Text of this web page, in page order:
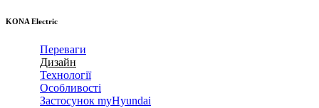
KONA Electric
Переваги
Дизайн
Технології
Особливості
Застосунок myHyundai